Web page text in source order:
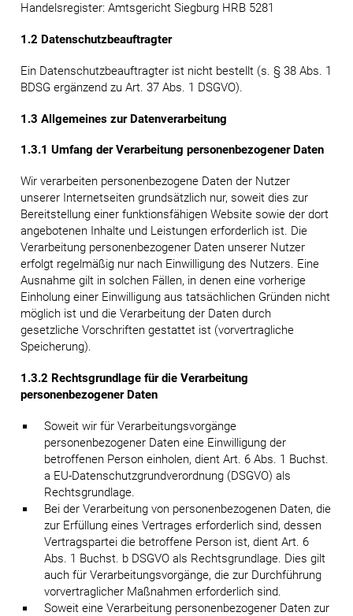
Handelsregister: Amtsgericht Siegburg HRB 5281
1.2 Datenschutzbeauftragter
Ein Datenschutzbeauftragter ist nicht bestellt (s. § 38 Abs. 1
BDSG ergänzend zu Art. 37 Abs. 1 DSGVO).
1.3 Allgemeines zur Datenverarbeitung
1.3.1 Umfang der Verarbeitung personenbezogener Daten
Wir verarbeiten personenbezogene Daten der Nutzer
unserer Internetseiten grundsätzlich nur, soweit dies zur
Bereitstellung einer funktionsfähigen Website sowie der dort
angebotenen Inhalte und Leistungen erforderlich ist. Die
Verarbeitung personenbezogener Daten unserer Nutzer
erfolgt regelmäßig nur nach Einwilligung des Nutzers. Eine
Ausnahme gilt in solchen Fällen, in denen eine vorherige
Einholung einer Einwilligung aus tatsächlichen Gründen nicht
möglich ist und die Verarbeitung der Daten durch
gesetzliche Vorschriften gestattet ist (vorvertragliche
Speicherung).
1.3.2 Rechtsgrundlage für die Verarbeitung
personenbezogener Daten
Soweit wir für Verarbeitungsvorgänge
personenbezogener Daten eine Einwilligung der
betroffenen Person einholen, dient Art. 6 Abs. 1 Buchst.
a EU-Datenschutzgrundverordnung (DSGVO) als
Rechtsgrundlage.
Bei der Verarbeitung von personenbezogenen Daten, die
zur Erfüllung eines Vertrages erforderlich sind, dessen
Vertragspartei die betroffene Person ist, dient Art. 6
Abs. 1 Buchst. b DSGVO als Rechtsgrundlage. Dies gilt
auch für Verarbeitungsvorgänge, die zur Durchführung
vorvertraglicher Maßnahmen erforderlich sind.
Soweit eine Verarbeitung personenbezogener Daten zur